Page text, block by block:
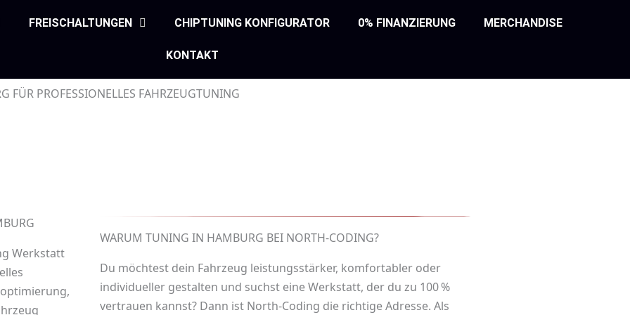
FREISCHALTUNGEN CHIPTUNING KONFIGURATOR 0% FINANZIERUNG MERCHANDISE
KONTAKT
FÜR PROFESSIONELLES FAHRZEUGTUNING
Werkstatt
WARUM TUNING IN HAMBURG BEI NORTH-CODING?
Du möchtest dein Fahrzeug leistungsstärker, komfortabler oder
individueller gestalten und suchst eine Werkstatt, der du zu 100 %
vertrauen kannst? Dann ist North-Coding die richtige Adresse. Als